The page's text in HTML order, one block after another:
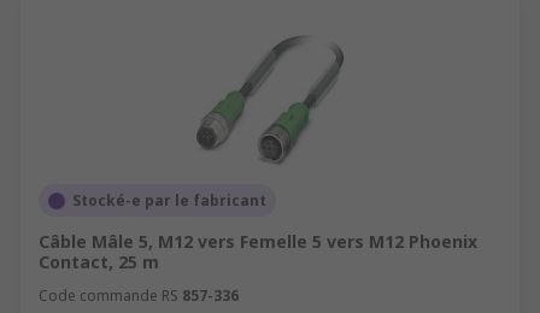
Stocké-e par le fabricant
Câble Mâle 5, M12 vers Femelle 5 vers M12 Phoenix
Contact, 25 m
Code commande RS 857-336